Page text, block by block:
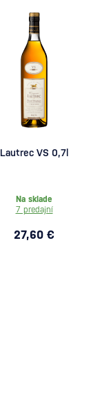
Lautrec VS 0,7l
Na sklade
7 predajní
27,60 €